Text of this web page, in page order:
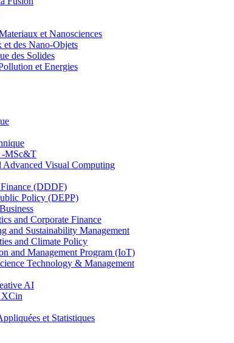
et Nanosciences
des Nano-Objets
des Solides
et Energies
-MSc&T
Visual Computing
(DDDF)
Policy (DEPP)
and Corporate Finance
and Sustainability Management
and Climate Policy
and Management Program (IoT)
Technology & Management
AI
XCin
et Statistiques